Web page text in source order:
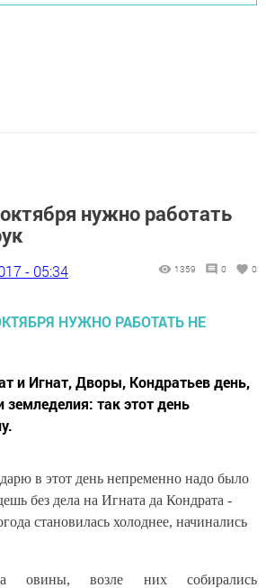
нужно работать
- 05:34 1359 0 0
и Игнат, Дворы, Кондратьев день,
так этот день
в этот день непременно надо было
без дела на Игната да Кондрата -
становилась холоднее, начинались
овины, возле них собирались